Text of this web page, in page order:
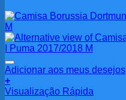
Adicionar aos meus desejos
+
Visualização Rápida